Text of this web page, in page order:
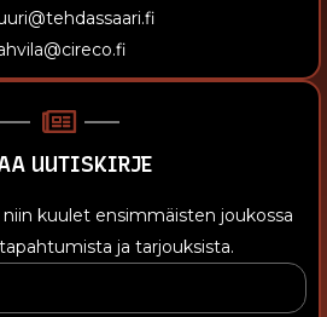
UUTISKIRJE
kuulet ensimmäisten joukossa
ja tarjouksista.